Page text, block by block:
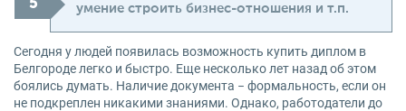
умение строить бизнес-отношения и т.п.
Сегодня у людей появилась возможность купить диплом в
Белгороде легко и быстро. Еще несколько лет назад об этом
боялись думать. Наличие документа − формальность, если он
не подкреплен никакими знаниями. Однако, работодатели до